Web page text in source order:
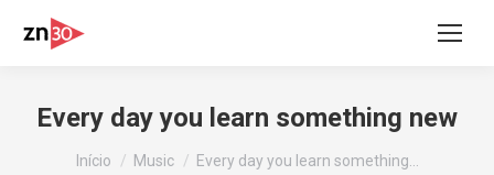
Every day you learn something new
Você está aqui:
Início Music Every day you learn something…